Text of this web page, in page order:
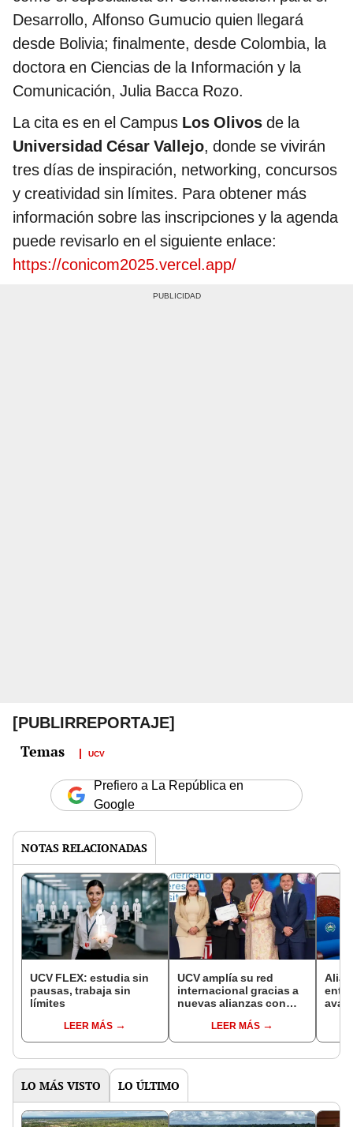
Desarrollo, Alfonso Gumucio quien llegará
desde Bolivia; finalmente, desde Colombia, la
doctora en Ciencias de la Información y la
Comunicación, Julia Bacca Rozo.
La cita es en el Campus Los Olivos de la
Universidad César Vallejo, donde se vivirán
tres días de inspiración, networking, concursos
y creatividad sin límites. Para obtener más
información sobre las inscripciones y la agenda
puede revisarlo en el siguiente enlace:
https://conicom2025.vercel.app/
[PUBLIRREPORTAJE]
UCV
Prefiero a La República en
Google
NOTAS RELACIONADAS
UCV FLEX: estudia sin
pausas, trabaja sin
límites
LEER MÁS
UCV amplía su red
internacional gracias a
nuevas alianzas con
y América Latina
LEER MÁS
LO MÁS VISTO LO ÚLTIMO